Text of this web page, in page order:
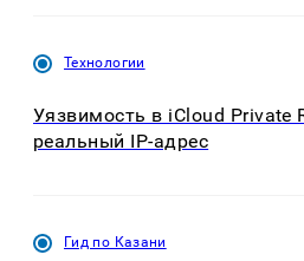
Технологии
Уязвимость в iCloud Private
реальный IP-адрес
Гид по Казани